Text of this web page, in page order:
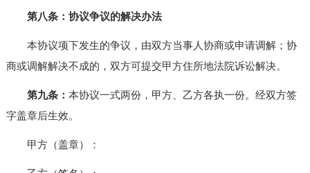
第八条：协议争议的解决办法
本协议项下发生的争议，由双方当事人协商或申请调解；协
商或调解解决不成的，双方可提交甲方住所地法院诉讼解决。
第九条： 本协议一式两份，甲方、乙方各执一份。经双方签
字盖章后生效。
甲方（盖章）：